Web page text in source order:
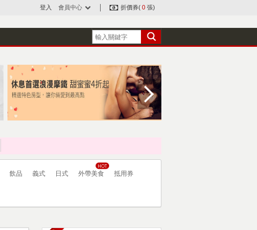
登入 會員中心 折價券( 0 張)
飲品 義式 日式 外帶美食 抵用券